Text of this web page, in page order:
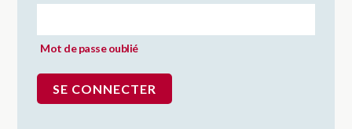
Mot de passe oublié